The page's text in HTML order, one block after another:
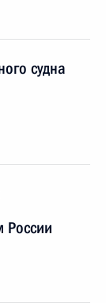
судна
России